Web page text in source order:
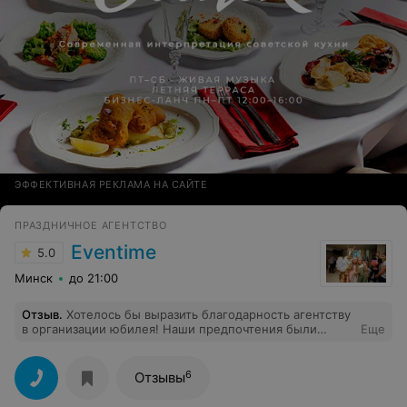
ЭФФЕКТИВНАЯ РЕКЛАМА НА САЙТЕ
ПРАЗДНИЧНОЕ АГЕНТСТВО
5.0 Eventime
Минск до 21:00
Отзыв. Хотелось бы выразить благодарность агентству
в организации юбилея! Наши предпочтения были
плану, гости, а главное, мы сами остались довольны!
Еще
Отзывы6